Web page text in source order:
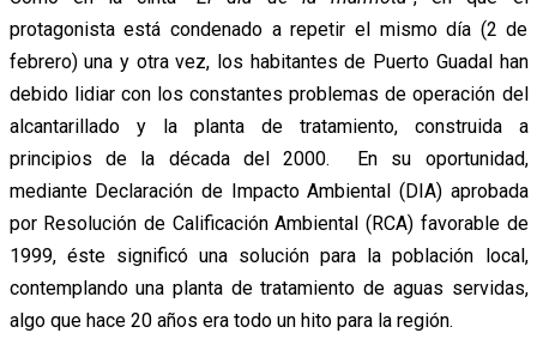
protagonista está condenado a repetir el mismo día (2 de
febrero) una y otra vez, los habitantes de Puerto Guadal han
debido lidiar con los constantes problemas de operación del
alcantarillado y la planta de tratamiento, construida a
principios de la década del 2000. En su oportunidad,
mediante Declaración de Impacto Ambiental (DIA) aprobada
por Resolución de Calificación Ambiental (RCA) favorable de
1999, éste significó una solución para la población local,
contemplando una planta de tratamiento de aguas servidas,
algo que hace 20 años era todo un hito para la región.